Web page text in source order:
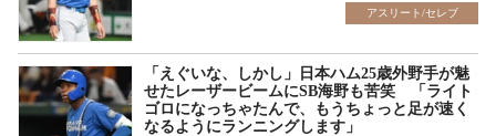
アスリート/セレブ
「えぐいな、しかし」日本ハム25歳外野手が魅
せたレーザービームにSB海野も苦笑 「ライト
ゴロになっちゃたんで、もうちょっと足が速く
なるようにランニングします」